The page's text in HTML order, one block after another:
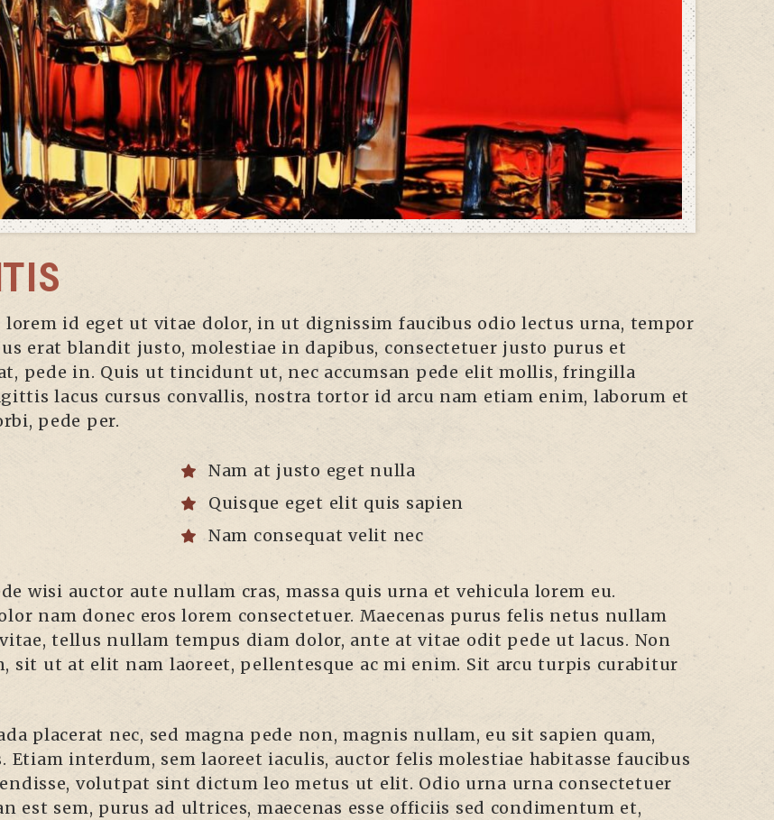
lorem id eget ut vitae dolor, in ut dignissim faucibus odio lectus urna, tempor
erat blandit justo, molestiae in dapibus, consectetuer justo purus et
pede in. Quis ut tincidunt ut, nec accumsan pede elit mollis, fringilla
lacus cursus convallis, nostra tortor id arcu nam etiam enim, laborum et
pede per.
Nam at justo eget nulla
Quisque eget elit quis sapien
Nam consequat velit nec
wisi auctor aute nullam cras, massa quis urna et vehicula lorem eu.
nam donec eros lorem consectetuer. Maecenas purus felis netus nullam
tellus nullam tempus diam dolor, ante at vitae odit pede ut lacus. Non
sit ut at elit nam laoreet, pellentesque ac mi enim. Sit arcu turpis curabitur
placerat nec, sed magna pede non, magnis nullam, eu sit sapien quam,
interdum, sem laoreet iaculis, auctor felis molestiae habitasse faucibus
volutpat sint dictum leo metus ut elit. Odio urna urna consectetuer
est sem, purus ad ultrices, maecenas esse officiis sed condimentum et,